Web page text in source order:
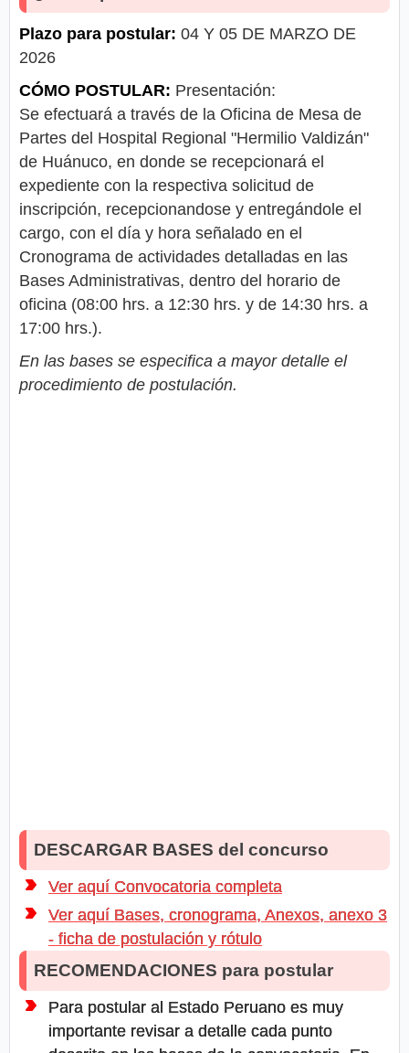
Plazo para postular: 04 Y 05 DE MARZO DE
2026
CÓMO POSTULAR: Presentación:
Se efectuará a través de la Oficina de Mesa de
Partes del Hospital Regional "Hermilio Valdizán"
de Huánuco, en donde se recepcionará el
expediente con la respectiva solicitud de
inscripción, recepcionandose y entregándole el
cargo, con el día y hora señalado en el
Cronograma de actividades detalladas en las
Bases Administrativas, dentro del horario de
oficina (08:00 hrs. a 12:30 hrs. y de 14:30 hrs. a
17:00 hrs.).
En las bases se especifica a mayor detalle el
procedimiento de postulación.
DESCARGAR BASES del concurso
Ver aquí Convocatoria completa
Ver aquí Bases, cronograma, Anexos, anexo 3
- ficha de postulación y rótulo
RECOMENDACIONES para postular
Para postular al Estado Peruano es muy
importante revisar a detalle cada punto